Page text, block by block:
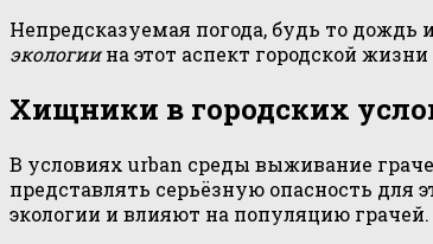
Непредсказуемая погода, будь то
экологиина этот аспект городской
Хищники в городских
В условиях urban среды выживание
представлять серьёзную опасность для
экологии и влияют на популяцию грачей.